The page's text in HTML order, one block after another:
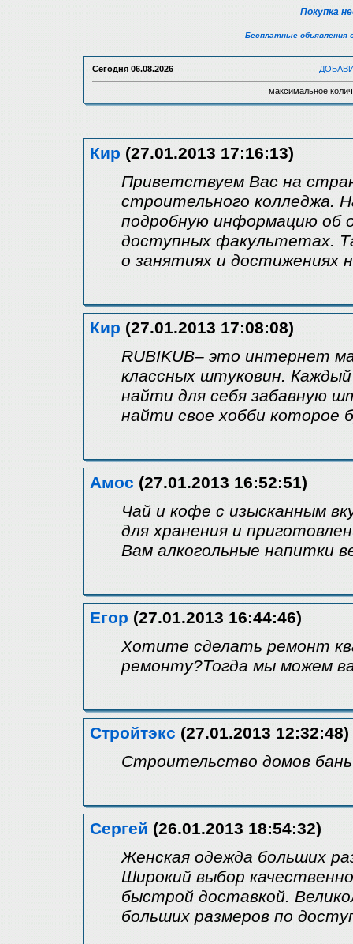
Покупка
Бесплатные объявления
Сегодня 06.08.2026
максимальное
Кир (27.01.2013 17:16:13)
Приветствуем Вас на
строительного колледжа.
подробную информацию об
доступных факультетах.
о занятиях и достижениях
Кир (27.01.2013 17:08:08)
RUBIKUB– это интернет
классных штуковин.
найти для себя забавную
найти свое хобби которое
Амос (27.01.2013 16:52:51)
Чай и кофе с изысканным
для хранения и
Вам алкогольные напитки
Егор (27.01.2013 16:44:46)
Хотите сделать ремонт
ремонту?Тогда мы можем
Стройтэкс (27.01.2013 12:32:48)
Строительство домов
Сергей (26.01.2013 18:54:32)
Женская одежда больших
Широкий выбор
быстрой доставкой.
больших размеров по